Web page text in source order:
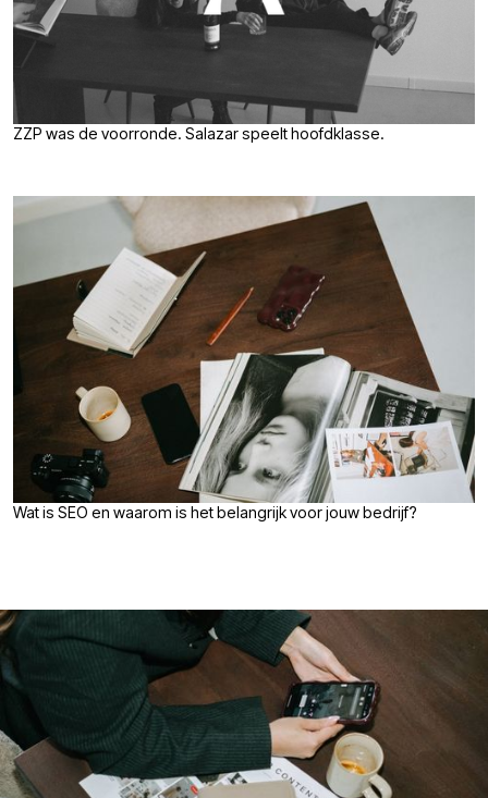
ZZP was de voorronde. Salazar speelt hoofdklasse.
Wat is SEO en waarom is het belangrijk voor jouw bedrijf?